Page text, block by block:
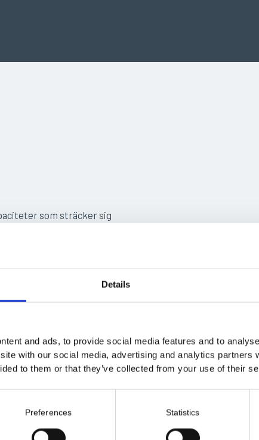
Details
and ads, to provide social media features and to
with our social media, advertising and analytics partners
to them or that they’ve collected from your use of their
Preferences Statistics
som sträcker sig
av en gaffeltruck,
inkluderar tunga
stålgrossister och
hanteras enbart med